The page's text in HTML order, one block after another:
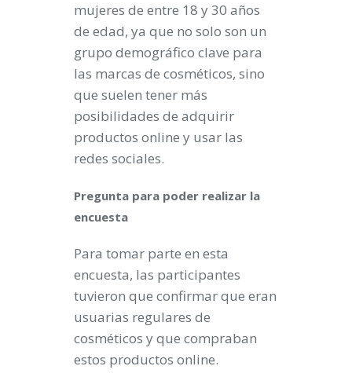
mujeres de entre 18 y 30 años
de edad, ya que no solo son un
grupo demográfico clave para
las marcas de cosméticos, sino
que suelen tener más
posibilidades de adquirir
productos online y usar las
redes sociales.
Pregunta para poder realizar la
encuesta
Para tomar parte en esta
encuesta, las participantes
tuvieron que confirmar que eran
usuarias regulares de
cosméticos y que compraban
estos productos online.